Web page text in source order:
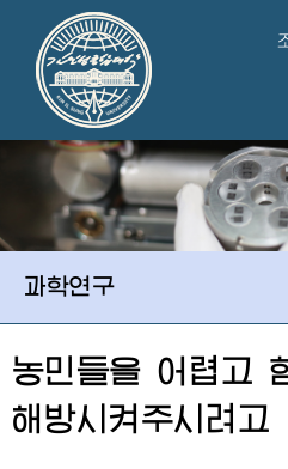
과학연구
농민들을 어렵고
해방시켜주시려고